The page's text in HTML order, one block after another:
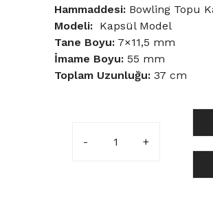
Hammaddesi: Bowling Topu
Modeli: Kapsül Model
Tane Boyu: 7×11,5 mm
İmame Boyu: 55 mm
Toplam Uzunluğu: 37 cm
Uzun